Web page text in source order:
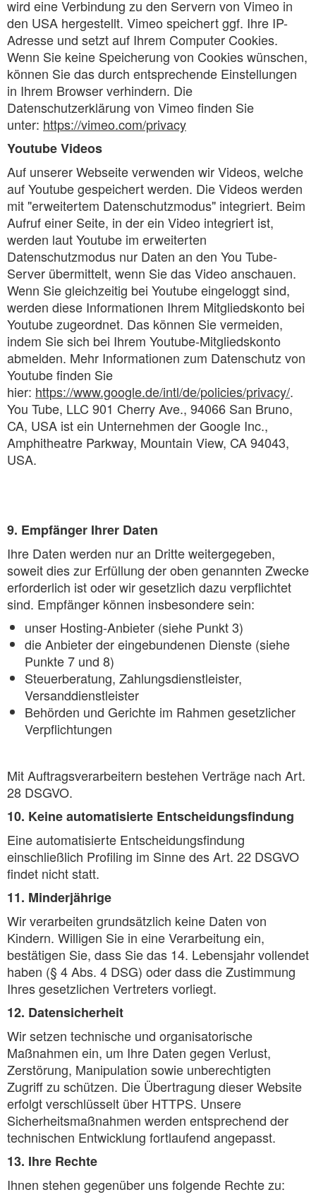
wird eine Verbindung zu den Servern von Vimeo in
den USA hergestellt. Vimeo speichert ggf. Ihre IP-
Adresse und setzt auf Ihrem Computer Cookies.
Wenn Sie keine Speicherung von Cookies wünschen,
können Sie das durch entsprechende Einstellungen
in Ihrem Browser verhindern. Die
Datenschutzerklärung von Vimeo finden Sie
unter: https://vimeo.com/privacy
Youtube Videos
Auf unserer Webseite verwenden wir Videos, welche
auf Youtube gespeichert werden. Die Videos werden
mit "erweitertem Datenschutzmodus" integriert. Beim
Aufruf einer Seite, in der ein Video integriert ist,
werden laut Youtube im erweiterten
Datenschutzmodus nur Daten an den You Tube-
Server übermittelt, wenn Sie das Video anschauen.
Wenn Sie gleichzeitig bei Youtube eingeloggt sind,
werden diese Informationen Ihrem Mitgliedskonto bei
Youtube zugeordnet. Das können Sie vermeiden,
indem Sie sich bei Ihrem Youtube-Mitgliedskonto
abmelden. Mehr Informationen zum Datenschutz von
Youtube finden Sie
hier: https://www.google.de/intl/de/policies/privacy/.
You Tube, LLC 901 Cherry Ave., 94066 San Bruno,
CA, USA ist ein Unternehmen der Google Inc.,
Amphitheatre Parkway, Mountain View, CA 94043,
USA.
9. Empfänger Ihrer Daten
Ihre Daten werden nur an Dritte weitergegeben,
soweit dies zur Erfüllung der oben genannten Zwecke
erforderlich ist oder wir gesetzlich dazu verpflichtet
sind. Empfänger können insbesondere sein:
unser Hosting-Anbieter (siehe Punkt 3)
die Anbieter der eingebundenen Dienste (siehe
Punkte 7 und 8)
Steuerberatung, Zahlungsdienstleister,
Versanddienstleister
Behörden und Gerichte im Rahmen gesetzlicher
Verpflichtungen
Mit Auftragsverarbeitern bestehen Verträge nach Art.
28 DSGVO.
10. Keine automatisierte Entscheidungsfindung
Eine automatisierte Entscheidungsfindung
einschließlich Profiling im Sinne des Art. 22 DSGVO
findet nicht statt.
11. Minderjährige
Wir verarbeiten grundsätzlich keine Daten von
Kindern. Willigen Sie in eine Verarbeitung ein,
bestätigen Sie, dass Sie das 14. Lebensjahr vollendet
haben (§ 4 Abs. 4 DSG) oder dass die Zustimmung
Ihres gesetzlichen Vertreters vorliegt.
12. Datensicherheit
Wir setzen technische und organisatorische
Maßnahmen ein, um Ihre Daten gegen Verlust,
Zerstörung, Manipulation sowie unberechtigten
Zugriff zu schützen. Die Übertragung dieser Website
erfolgt verschlüsselt über HTTPS. Unsere
Sicherheitsmaßnahmen werden entsprechend der
technischen Entwicklung fortlaufend angepasst.
13. Ihre Rechte
Ihnen stehen gegenüber uns folgende Rechte zu: